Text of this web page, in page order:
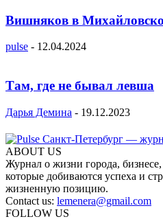
Вишняков в
pulse - 12.04.2024
Там, где не бывал левша
Дарья Демина - 19.12.2023
ABOUT US
Журнал о жизни города,
которые добиваются успеха и
жизненную позицию.
Contact us: lemenera@gmail.com
FOLLOW US